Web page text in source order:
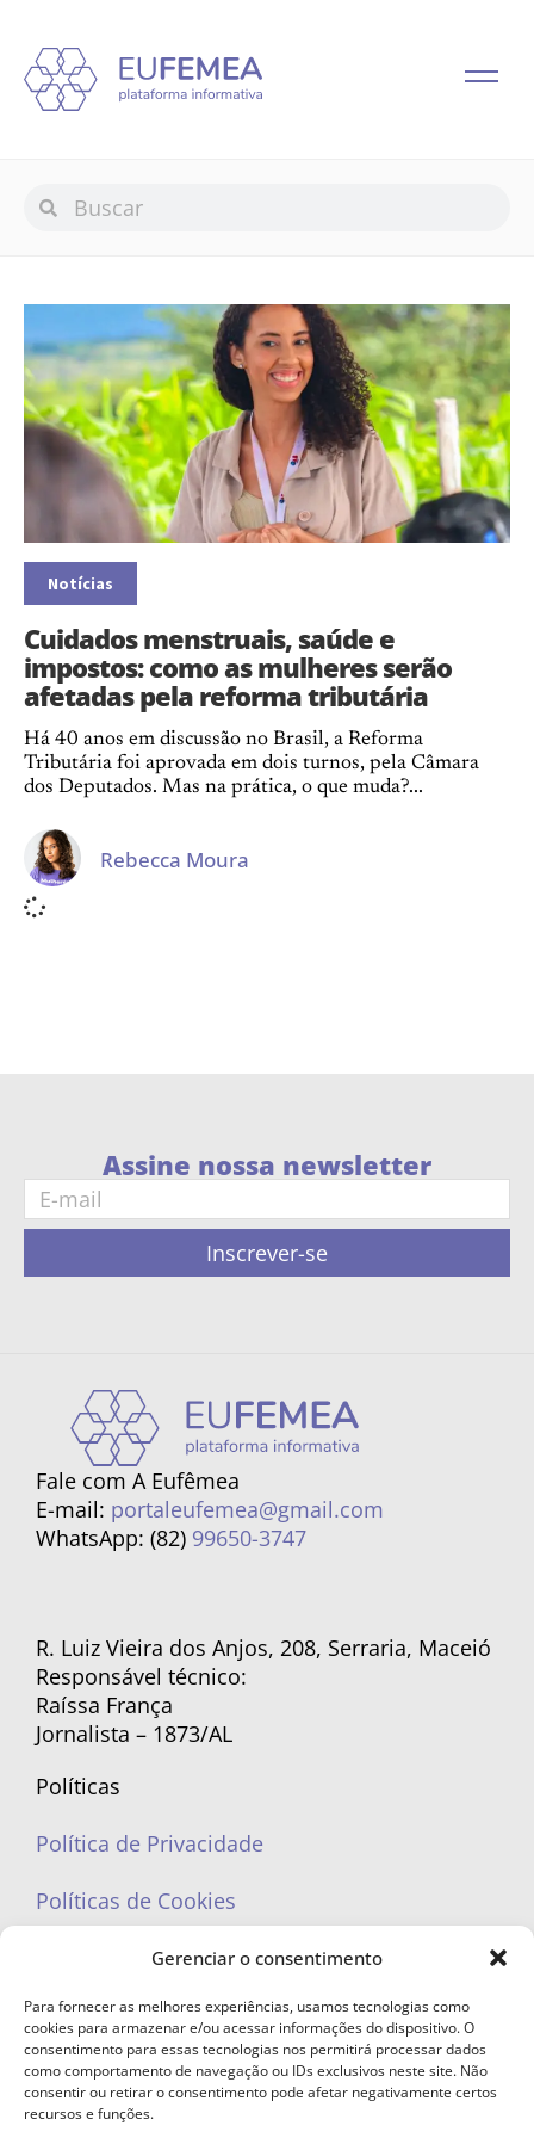
Gerenciar o consentimento
Para fornecer as melhores experiências, usamos tecnologias como
cookies para armazenar e/ou acessar informações do dispositivo. O
consentimento para essas tecnologias nos permitirá processar dados
como comportamento de navegação ou IDs exclusivos neste site. Não
consentir ou retirar o consentimento pode afetar negativamente certos
recursos e funções.
Notícias
Cuidados menstruais, saúde e
impostos: como as mulheres serão
afetadas pela reforma tributária
Há 40 anos em discussão no Brasil, a Reforma
Tributária foi aprovada em dois turnos, pela Câmara
dos Deputados. Mas na prática, o que muda?...
Rebecca Moura
Assine nossa newsletter
Inscrever-se
Fale com A Eufêmea
E-mail: portaleufemea@gmail.com
WhatsApp: (82) 99650-3747
R. Luiz Vieira dos Anjos, 208, Serraria, Maceió
Responsável técnico:
Raíssa França
Jornalista – 1873/AL
Políticas
Política de Privacidade
Políticas de Cookies
portaleufemea@gmail.com